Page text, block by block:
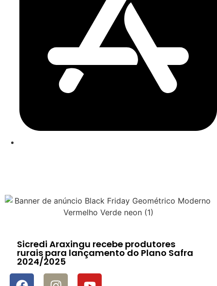
Sicredi Araxingu recebe produtores
rurais para lançamento do Plano Safra
2024/2025